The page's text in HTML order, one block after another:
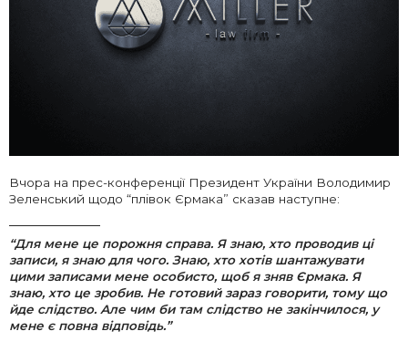
Вчора на прес-конференції Президент України Володимир
Зеленський щодо “плівок Єрмака” сказав наступне:
“Для мене це порожня справа. Я знаю, хто проводив ці
записи, я знаю для чого. Знаю, хто хотів шантажувати
цими записами мене особисто, щоб я зняв Єрмака. Я
знаю, хто це зробив. Не готовий зараз говорити, тому що
йде слідство. Але чим би там слідство не закінчилося, у
мене є повна відповідь.”